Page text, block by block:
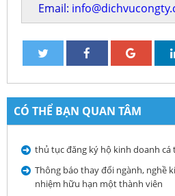
Email:
CÓ THỂ BẠN QUAN TÂM
thủ tục đăng ký hộ kinh doanh cá
Thông báo thay đổi ngành, nghề
nhiệm hữu hạn một thành viên